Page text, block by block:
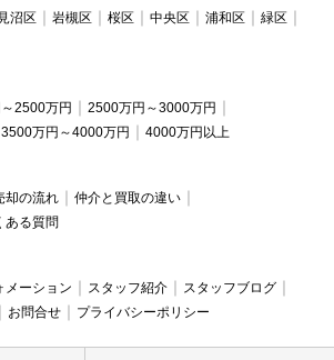
見沼区 岩槻区 桜区 中央区 浦和区
緑区
2500万円
2500万円～3000万円
3500万円～4000万円 4000万円以上
却の流れ
仲介と買取の違い
ある質問
メーション スタッフ紹介
スタッフブログ
お問合せ プライバシーポリシー